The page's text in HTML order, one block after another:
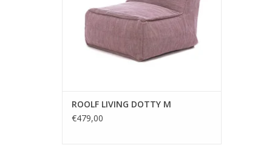
dik en sterk. Deze
TOEVOEGEN AAN WINKELWAGEN
ROOLF LIVING DOTTY M
€479,00